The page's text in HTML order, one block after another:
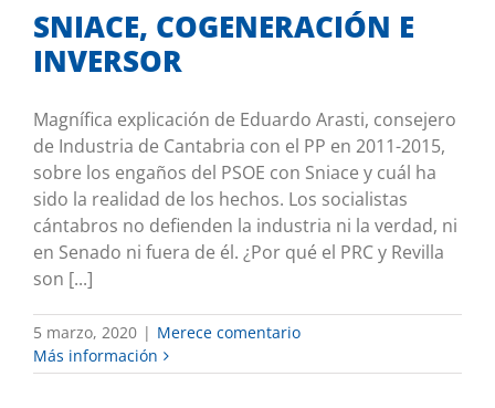
SNIACE, COGENERACIÓN E
INVERSOR
Magnífica explicación de Eduardo Arasti, consejero
de Industria de Cantabria con el PP en 2011-2015,
sobre los engaños del PSOE con Sniace y cuál ha
sido la realidad de los hechos. Los socialistas
cántabros no defienden la industria ni la verdad, ni
en Senado ni fuera de él. ¿Por qué el PRC y Revilla
son [...]
5 marzo, 2020 | Merece comentario
Más información